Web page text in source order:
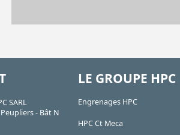
SARL
- Bât N
LE GROUPE HPC
Engrenages HPC
HPC Ct Meca